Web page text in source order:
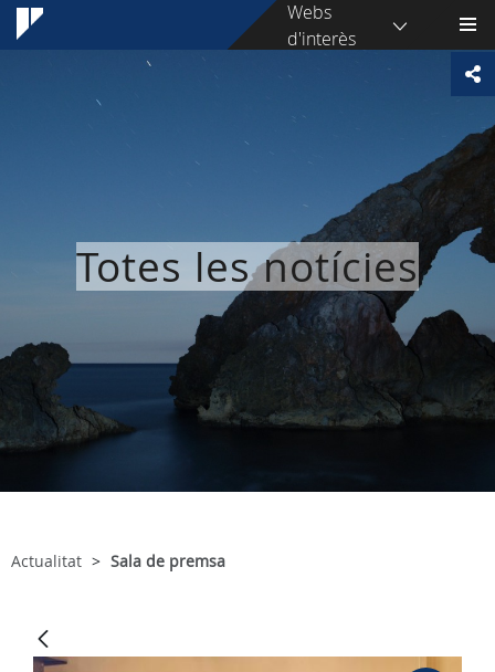
Webs
d'interès
Totes les notícies
Actualitat Sala de premsa